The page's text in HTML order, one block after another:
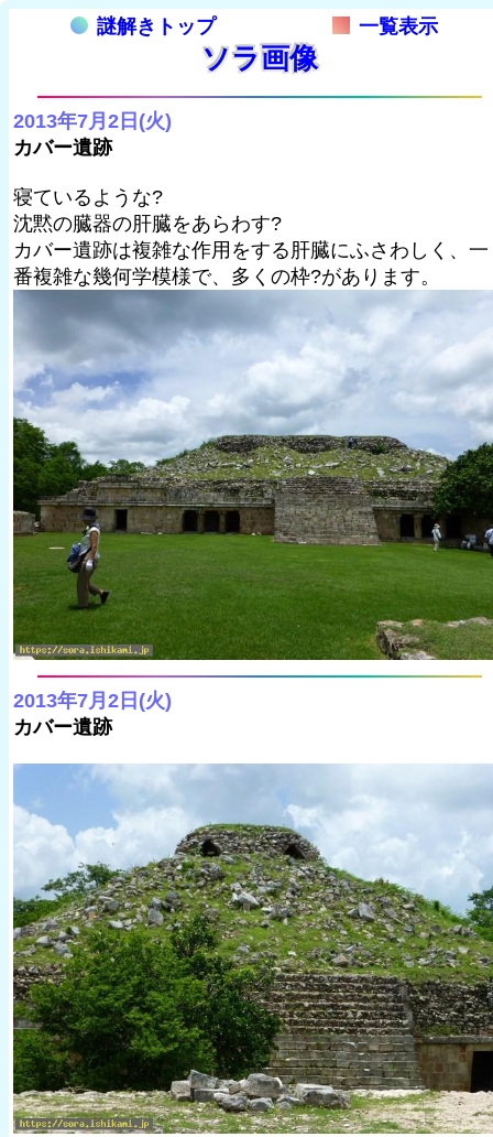
謎解きトップ 一覧表示
ソラ画像
2013年7月2日(火)
カバー遺跡
寝ているような?
沈黙の臓器の肝臓をあらわす?
カバー遺跡は複雑な作用をする肝臓にふさわしく、一
番複雑な幾何学模様で、多くの枠?があります。
2013年7月2日(火)
カバー遺跡